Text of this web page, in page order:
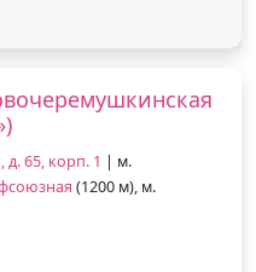
65, корп. 1 | м.
(1200 м), м.